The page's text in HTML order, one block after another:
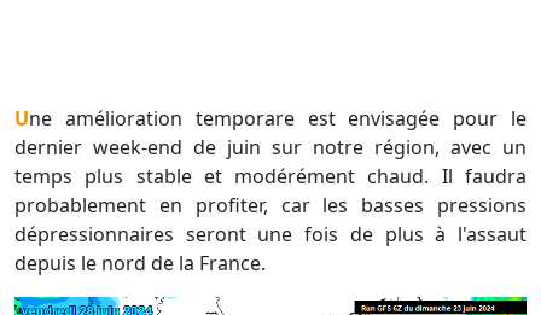
Une amélioration temporare est envisagée pour le
dernier week-end de juin sur notre région, avec un
temps plus stable et modérément chaud. Il faudra
probablement en profiter, car les basses pressions
dépressionnaires seront une fois de plus à l'assaut
depuis le nord de la France.